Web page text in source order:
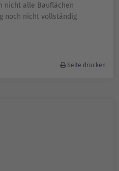
nicht alle Bauflächen
noch nicht vollständig
Seite drucken